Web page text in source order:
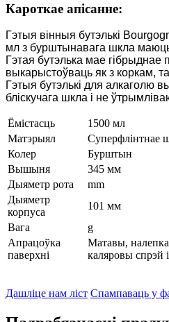
Кароткае апісанне:
Гэтыя вінныя бутэлькі
мл з бурштынавага шкла
Гэтая бутэлька мае
выкарыстоўваць як з коркам,
Гэтыя бутэлькі для алкаголю
бліскучага шкла і не
Ёмістасць
1500 мл
Матэрыял
Суперфлінтнае
Колер
Бурштын
Вышыня
345 мм
Дыяметр рота
mm
Дыяметр
корпуса
101 мм
Вага
g
Апрацоўка
паверхні
Матавы,
каляровы спрэй
Дашліце нам ліст Спампаваць у